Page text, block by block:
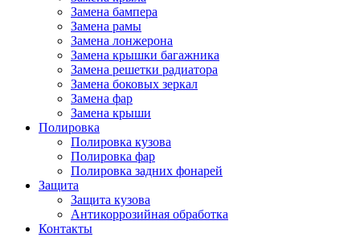
Замена бампера
Замена рамы
Замена лонжерона
Замена крышки багажника
Замена решетки радиатора
Замена боковых зеркал
Замена фар
Замена крыши
Полировка
Полировка кузова
Полировка фар
Полировка задних фонарей
Защита
Защита кузова
Антикоррозийная обработка
Контакты